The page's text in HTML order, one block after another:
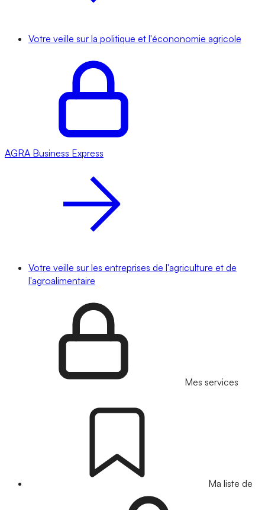
Votre veille sur la politique et l'écononomie agricole
AGRA Business Express
Votre veille sur les entreprises de l'agriculture et de
l'agroalimentaire
Mes services
Ma liste de